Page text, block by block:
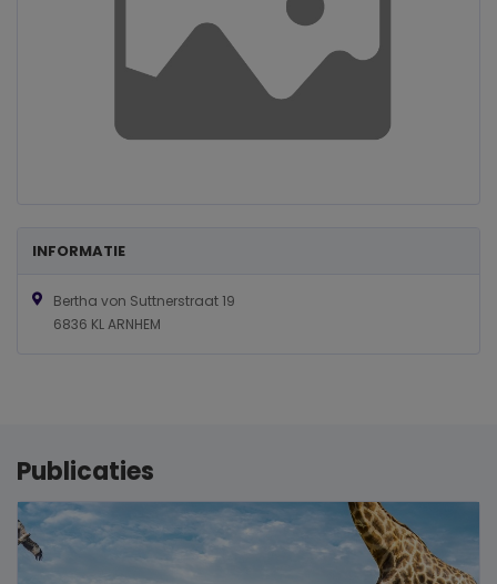
INFORMATIE
Bertha von Suttnerstraat 19
6836 KL ARNHEM
Publicaties